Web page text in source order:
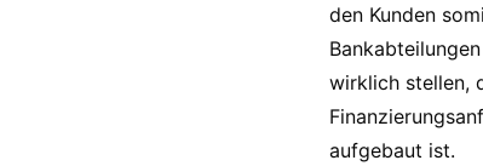
den Kunden
wirklich stellen,
aufgebaut ist.